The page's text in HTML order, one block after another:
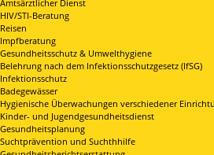
Amtsärztlicher Dienst
HIV/STI-Beratung
Reisen
Impfberatung
Gesundheitsschutz & Umwelthygiene
Belehrung nach dem Infektionsschutzgesetz (IfSG)
Infektionsschutz
Badegewässer
Hygienische Überwachungen verschiedener
Kinder- und Jugendgesundheitsdienst
Gesundheitsplanung
Suchtprävention und Suchthhilfe